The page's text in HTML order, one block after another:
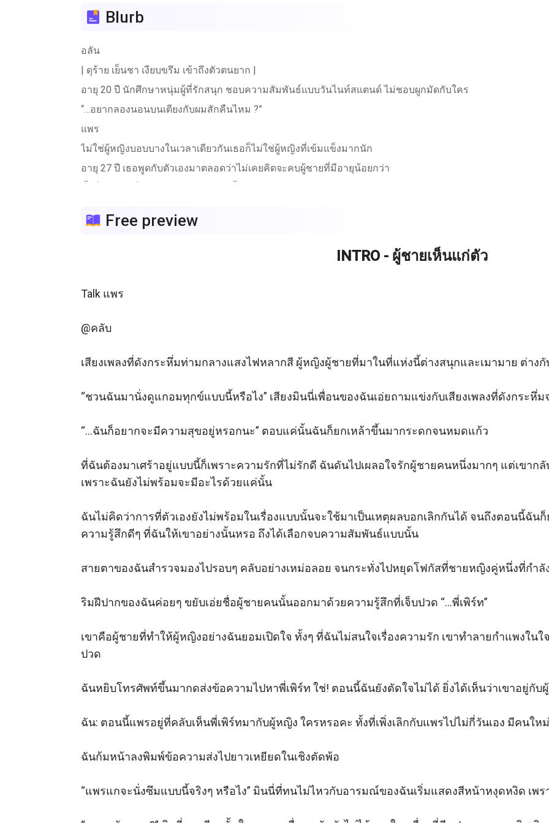
Blurb
อลัน
| ดุร้าย เย็นชา เงียบขรึม เข้าถึงตัวตนยาก |
อายุ 20 ปี นักศึกษาหนุ่มผู้ที่รักสนุก ชอบความสัมพันธ์แบบวันไนท์สแตนด์ ไม่ชอบผูกมัดกับใคร
“…อยากลองนอนบนเตียงกับผมสักคืนไหม ?”
แพร
ไม่ใช่ผู้หญิงบอบบางในเวลาเดียวกันเธอก็ไม่ใช่ผู้หญิงที่เข้มแข็งมากนัก
อายุ 27 ปี เธอพูดกับตัวเองมาตลอดว่าไม่เคยคิดจะคบผู้ชายที่มีอายุน้อยกว่า
Free preview
INTRO - ผู้ชายเห็นแก่ตัว
Talk แพร
@คลับ
เสียงเพลงที่ดังกระหึ่มท่ามกลางแสงไฟหลากสี ผู้หญิงผู้ชายที่มาในที่แห่งนี้ต่างสนุกและเมามาย ต่า
“ชวนฉันมานั่งดูแกอมทุกข์แบบนี้หรือไง” เสียงมินนี่เพื่อนของฉันเอ่ยถามแข่งกับเสียงเพลงที่ดังกระหึ่
“…ฉันก็อยากจะมีความสุขอยู่หรอกนะ” ตอบแค่นั้นฉันก็ยกเหล้าขึ้นมากระดกจนหมดแก้ว
ที่ฉันต้องมาเศร้าอยู่แบบนี้ก็เพราะความรักที่ไม่รักดี ฉันดันไปเผลอใจรักผู้ชายคนหนึ่งมากๆ แต่เขาก
เพราะฉันยังไม่พร้อมจะมีอะไรด้วยแค่นั้น
ฉันไม่คิดว่าการที่ตัวเองยังไม่พร้อมในเรื่องแบบนั้นจะใช้มาเป็นเหตุผลบอกเลิกกันได้ จนถึงตอนนี้ฉัน
ความรู้สึกดีๆ ที่ฉันให้เขาอย่างนั้นหรอ ถึงได้เลือกจบความสัมพันธ์แบบนั้น
สายตาของฉันสำรวจมองไปรอบๆ คลับอย่างเหม่อลอย จนกระทั่งไปหยุดโฟกัสที่ชายหญิงคู่หนึ่งที่ก
ริมฝีปากของฉันค่อยๆ ขยับเอ่ยชื่อผู้ชายคนนั้นออกมาด้วยความรู้สึกที่เจ็บปวด “…พี่เพิร์ท”
เขาคือผู้ชายที่ทำให้ผู้หญิงอย่างฉันยอมเปิดใจ ทั้งๆ ที่ฉันไม่สนใจเรื่องความรัก เขาทำลายกำแพงใน
ปวด
ฉันหยิบโทรศัพท์ขึ้นมากดส่งข้อความไปหาพี่เพิร์ท ใช่! ตอนนี้ฉันยังตัดใจไม่ได้ ยิ่งได้เห็นว่าเขาอยู่กั
ฉัน: ตอนนี้แพรอยู่ที่คลับเห็นพี่เพิร์ทมากับผู้หญิง ใครหรอคะ ทั้งที่เพิ่งเลิกกับแพรไปไม่กี่วันเอง มีคนให
ฉันก้มหน้าลงพิมพ์ข้อความส่งไปยาวเหยียดในเชิงตัดพ้อ
“แพรแกจะนั่งซึมแบบนี้จริงๆ หรือไง” มินนี่ที่ทนไม่ไหวกับอารมณ์ของฉันเริ่มแสดงสีหน้าหงุดหงิด เพ